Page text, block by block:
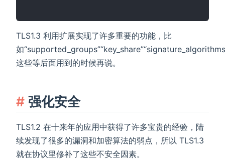
TLS1.3 利用扩展实现了许多重要的功能，比
如
这些等后面用到的时候再说。
强化安全
TLS1.2 在十来年的应用中获得了许多宝贵的经验，陆
续发现了很多的漏洞和加密算法的弱点，所以 TLS1.3
就在协议里修补了这些不安全因素。